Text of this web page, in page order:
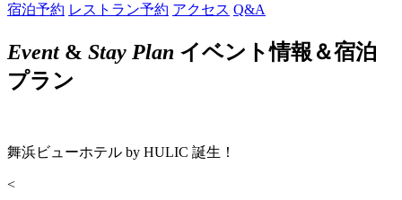
宿泊予約 レストラン予約 アクセス Q&A
Event& Stay Plan イベント情報＆宿泊
プラン
舞浜ビューホテル by HULIC 誕生！
<